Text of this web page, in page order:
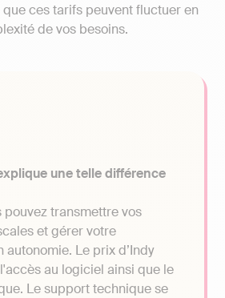
ces tarifs peuvent fluctuer en
de vos besoins.
une telle différence
pouvez transmettre vos
et gérer votre
Le prix d’Indy
au logiciel ainsi que le
Le support technique se